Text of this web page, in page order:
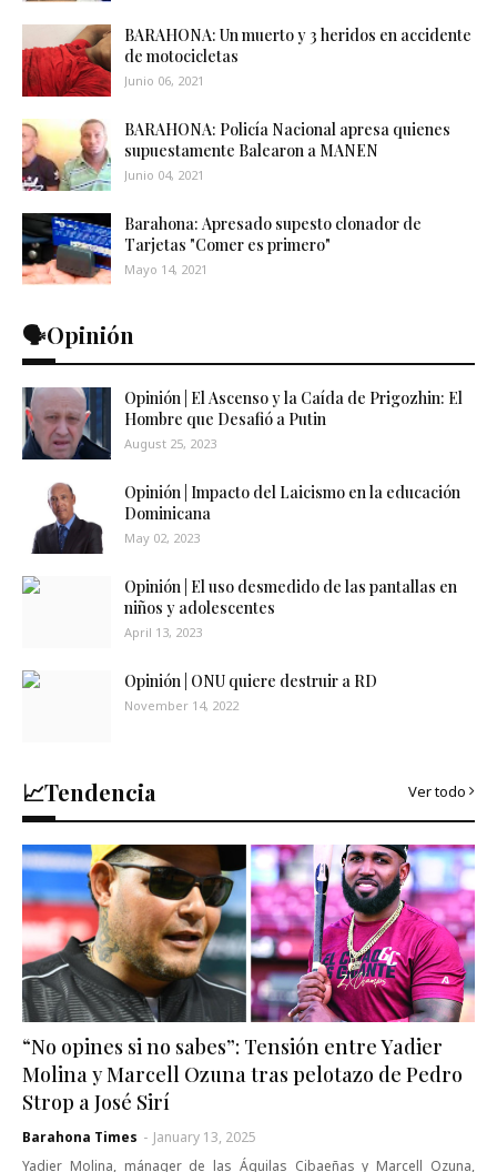
BARAHONA: Un muerto y 3 heridos en accidente
de motocicletas
Junio 06, 2021
BARAHONA: Policía Nacional apresa quienes
supuestamente Balearon a MANEN
Junio 04, 2021
Barahona: Apresado supesto clonador de
Tarjetas "Comer es primero"
Mayo 14, 2021
🗣️Opinión
Opinión | El Ascenso y la Caída de Prigozhin: El
Hombre que Desafió a Putin
August 25, 2023
Opinión | Impacto del Laicismo en la educación
Dominicana
May 02, 2023
Opinión | El uso desmedido de las pantallas en
niños y adolescentes
April 13, 2023
Opinión | ONU quiere destruir a RD
November 14, 2022
📈Tendencia Ver todo
“No opines si no sabes”: Tensión entre Yadier
Molina y Marcell Ozuna tras pelotazo de Pedro
Strop a José Sirí
Barahona Times - January 13, 2025
Yadier Molina, mánager de las Águilas Cibaeñas y Marcell Ozuna,